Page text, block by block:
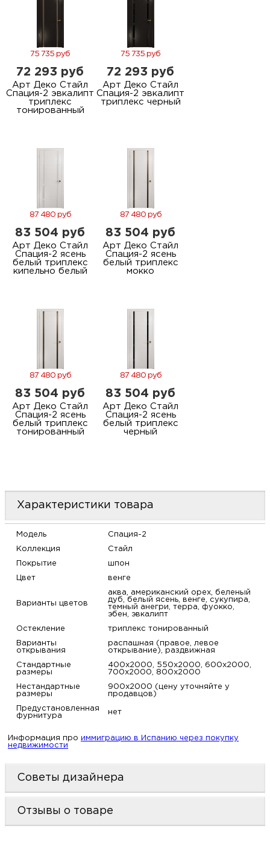
75 735 руб
72 293 руб
Арт Деко Стайл
Спация-2 эвкалипт
триплекс
тонированный
75 735 руб
72 293 руб
Арт Деко Стайл
Спация-2 эвкалипт
триплекс черный
87 480 руб
83 504 руб
Арт Деко Стайл
Спация-2 ясень
белый триплекс
кипельно белый
87 480 руб
83 504 руб
Арт Деко Стайл
Спация-2 ясень
белый триплекс
мокко
87 480 руб
83 504 руб
Арт Деко Стайл
Спация-2 ясень
белый триплекс
тонированный
87 480 руб
83 504 руб
Арт Деко Стайл
Спация-2 ясень
белый триплекс
черный
Характеристики товара
Модель Спация-2
Коллекция Стайл
Покрытие шпон
Цвет венге
Варианты цветов
аква, американский орех, беленый
дуб, белый ясень, венге, сукупира,
темный анегри, терра, фуокко,
эбен, эвкалипт
Остекление триплекс тонированный
Варианты
открывания
распашная (правое, левое
открывание), раздвижная
Стандартные
размеры
400х2000, 550х2000, 600х2000,
700х2000, 800х2000
Нестандартные
размеры
900х2000 (цену уточняйте у
продавцов)
Предустановленная
фурнитура
нет
Информация про иммиграцию в Испанию через покупку
недвижимости
Советы дизайнера
Отзывы о товаре